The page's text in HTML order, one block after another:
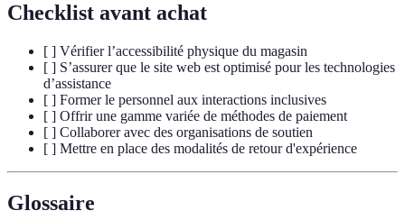
Checklist avant achat
[ ] Vérifier l’accessibilité physique du magasin
[ ] S’assurer que le site web est optimisé pour les technologies
d’assistance
[ ] Former le personnel aux interactions inclusives
[ ] Offrir une gamme variée de méthodes de paiement
[ ] Collaborer avec des organisations de soutien
[ ] Mettre en place des modalités de retour d'expérience
Glossaire